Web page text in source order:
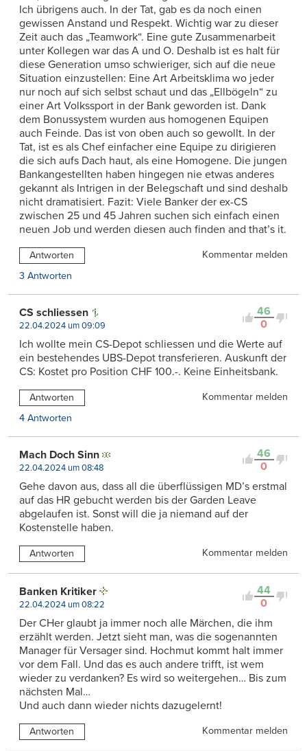
Ich übrigens auch. In der Tat, gab es da noch einen
gewissen Anstand und Respekt. Wichtig war zu dieser
Zeit auch das „Teamwork“. Eine gute Zusammenarbeit
unter Kollegen war das A und O. Deshalb ist es halt für
diese Generation umso schwieriger, sich auf die neue
Situation einzustellen: Eine Art Arbeitsklima wo jeder
nur noch auf sich selbst schaut und das „Ellbögeln“ zu
einer Art Volkssport in der Bank geworden ist. Dank
dem Bonussystem wurden aus homogenen Equipen
auch Feinde. Das ist von oben auch so gewollt. In der
Tat, ist es als Chef einfacher eine Equipe zu dirigieren
die sich aufs Dach haut, als eine Homogene. Die jungen
Bankangestellten haben hingegen nie etwas anderes
gekannt als Intrigen in der Belegschaft und sind deshalb
nicht dramatisiert. Fazit: Viele Banker der ex-CS
zwischen 25 und 45 Jahren suchen sich einfach einen
neuen Job und werden diesen auch finden and that’s it.
Antworten
Kommentar melden
3 Antworten
46
0
CS schliessen
22.04.2024 um 09:09
Ich wollte mein CS-Depot schliessen und die Werte auf
ein bestehendes UBS-Depot transferieren. Auskunft der
CS: Kostet pro Position CHF 100.-. Keine Einheitsbank.
Antworten
Kommentar melden
4 Antworten
46
0
Mach Doch Sinn
22.04.2024 um 08:48
Gehe davon aus, dass all die überflüssigen MD’s erstmal
auf das HR gebucht werden bis der Garden Leave
abgelaufen ist. Sonst will die ja niemand auf der
Kostenstelle haben.
Antworten Kommentar melden
44
0
Banken Kritiker
22.04.2024 um 08:22
Der CHer glaubt ja immer noch alle Märchen, die ihm
erzählt werden. Jetzt sieht man, was die sogenannten
Manager für Versager sind. Hochmut kommt halt immer
vor dem Fall. Und das es auch andere trifft, ist wem
wieder zu verdanken? Es wird so weitergehen… Bis zum
nächsten Mal…
Und auch dann wieder nichts dazugelernt!
Antworten Kommentar melden